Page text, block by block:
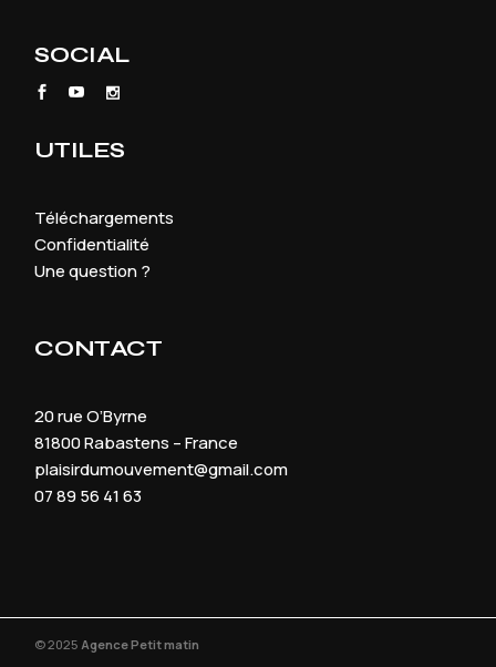
SOCIAL
UTILES
Téléchargements
Confidentialité
Une question ?
CONTACT
20 rue O’Byrne
81800 Rabastens – France
plaisirdumouvement@gmail.com
07 89 56 41 63
© 2025 Agence Petit matin